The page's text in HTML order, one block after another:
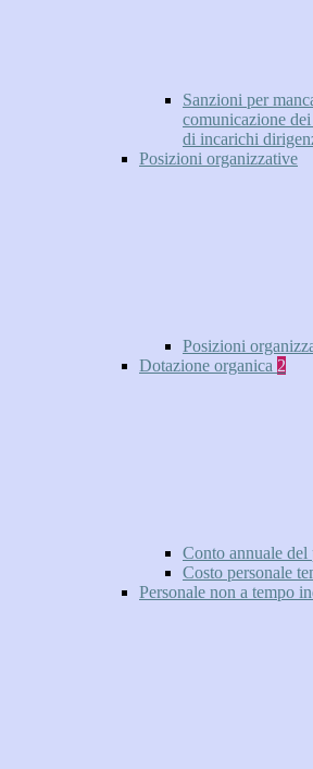
Sanzioni per
comunicazione
di incarichi
Posizioni organizzative
Posizioni
Dotazione organica 2
Conto annuale del
Costo personale
Personale non a tempo